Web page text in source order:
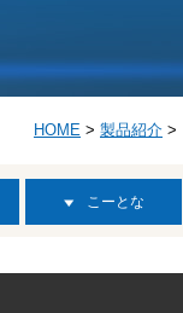
HOME > 製品紹介 >
こーとな